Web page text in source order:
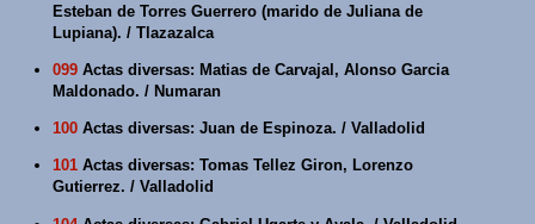
Esteban de Torres Guerrero (marido de Juliana de
Lupiana). / Tlazazalca
099 Actas diversas: Matias de Carvajal, Alonso Garcia
Maldonado. / Numaran
100 Actas diversas: Juan de Espinoza. / Valladolid
101 Actas diversas: Tomas Tellez Giron, Lorenzo
Gutierrez. / Valladolid